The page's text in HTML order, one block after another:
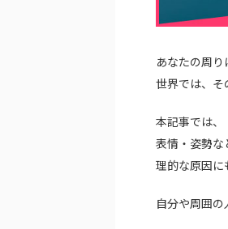
あなたの周
世界では、そ
本記事では、
表情・姿勢な
理的な原因に
自分や周囲